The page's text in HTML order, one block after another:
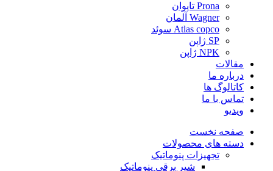
Prona تایوان
Wagner آلمان
Atlas copco سوئد
SP ژاپن
NPK ژاپن
مقالات
درباره ما
کاتالوگ ها
تماس با ما
ویدیو
صفحه نخست
دسته های محصولات
تجهیزات پنوماتیک
شیر برقی پنوماتیک